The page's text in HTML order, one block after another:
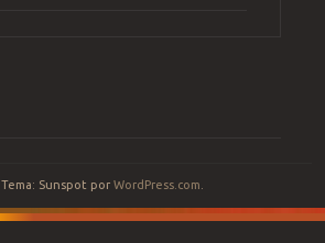
|Tema: Sunspot porWordPress.com